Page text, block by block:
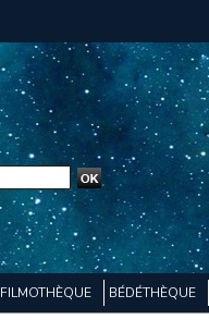
FILMOTHÈQUE BÉDÉTHÈQUE